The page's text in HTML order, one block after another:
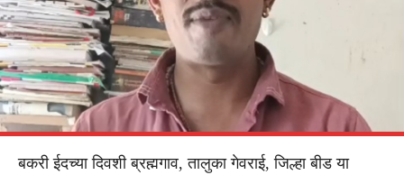
बकरी ईदच्या दिवशी ब्रह्मगाव, तालुका गेवराई, जिल्हा बीड या